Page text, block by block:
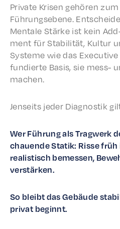
Private Krisen gehören
Führungsebene.
Mentale Stärke ist kein
ment für Stabil­ität, Kultur
Systeme wie das
fundierte Basis, sie mess-
machen.
Jenseits jeder Diag­nos­tik
Wer Führung als Trag­w­erk
chauende Statik: Risse
real­is­tisch bemessen,
verstärken.
So bleibt das Gebäude
privat beginnt.